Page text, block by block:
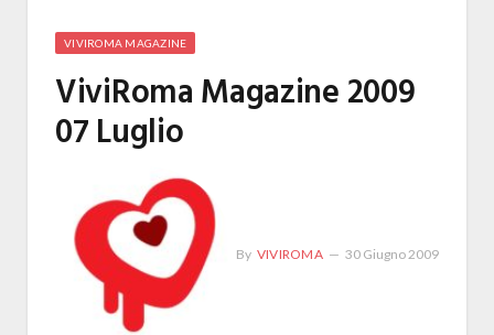
VIVIROMA MAGAZINE
ViviRoma Magazine 2009
07 Luglio
By VIVIROMA 30 Giugno 2009